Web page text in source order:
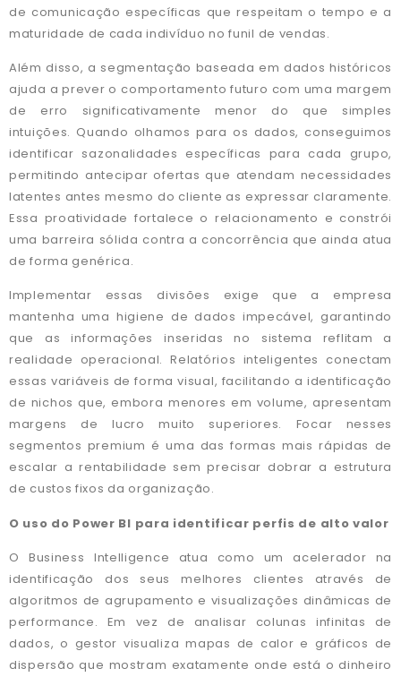
de comunicação específicas que respeitam o tempo e a
maturidade de cada indivíduo no funil de vendas.
Além disso, a segmentação baseada em dados históricos
ajuda a prever o comportamento futuro com uma margem
de erro significativamente menor do que simples
intuições. Quando olhamos para os dados, conseguimos
identificar sazonalidades específicas para cada grupo,
permitindo antecipar ofertas que atendam necessidades
latentes antes mesmo do cliente as expressar claramente.
Essa proatividade fortalece o relacionamento e constrói
uma barreira sólida contra a concorrência que ainda atua
de forma genérica.
Implementar essas divisões exige que a empresa
mantenha uma higiene de dados impecável, garantindo
que as informações inseridas no sistema reflitam a
realidade operacional. Relatórios inteligentes conectam
essas variáveis de forma visual, facilitando a identificação
de nichos que, embora menores em volume, apresentam
margens de lucro muito superiores. Focar nesses
segmentos premium é uma das formas mais rápidas de
escalar a rentabilidade sem precisar dobrar a estrutura
de custos fixos da organização.
O uso do Power BI para identificar perfis de alto valor
O Business Intelligence atua como um acelerador na
identificação dos seus melhores clientes através de
algoritmos de agrupamento e visualizações dinâmicas de
performance. Em vez de analisar colunas infinitas de
dados, o gestor visualiza mapas de calor e gráficos de
dispersão que mostram exatamente onde está o dinheiro